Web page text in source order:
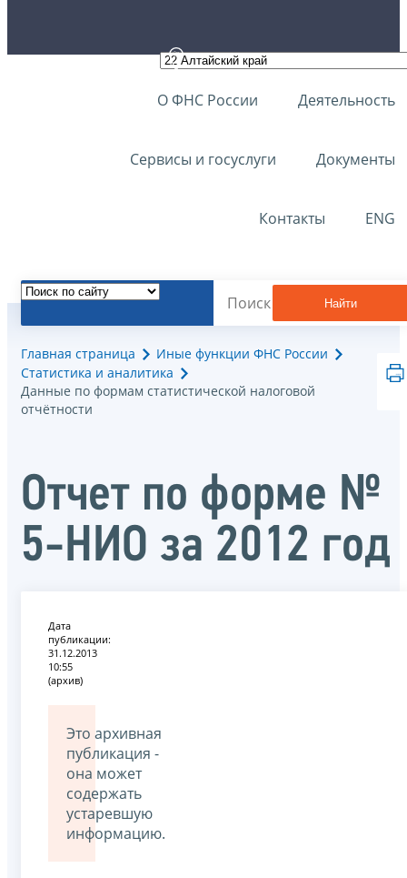
О ФНС России Деятельность
Сервисы и госуслуги Документы
Контакты ENG
Найти
Главная страница
Иные функции ФНС России
Статистика и аналитика
Данные по формам статистической налоговой
отчётности
Oтчет по форме №
5-НИО за 2012 год
Дата
публикации:
31.12.2013
10:55
(архив)
Это архивная
публикация -
она может
содержать
устаревшую
информацию.